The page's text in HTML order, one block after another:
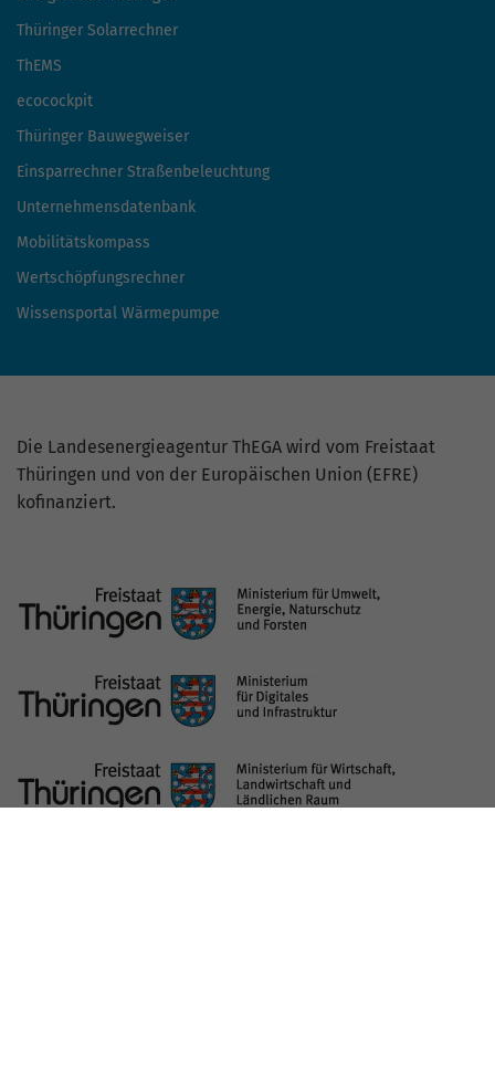
Thüringer Solarrechner
ThEMS
ecocockpit
Thüringer Bauwegweiser
Einsparrechner Straßenbeleuchtung
Unternehmensdatenbank
Mobilitätskompass
Wertschöpfungsrechner
Wissensportal Wärmepumpe
Die Landesenergieagentur ThEGA wird vom Freistaat
Thüringen und von der Europäischen Union (EFRE)
kofinanziert.